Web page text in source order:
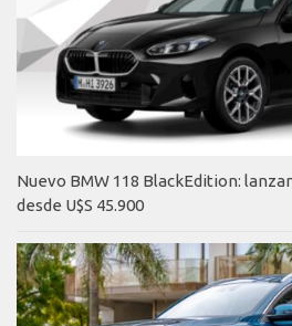
Nuevo BMW 118 BlackEdition:
desde U$S 45.900